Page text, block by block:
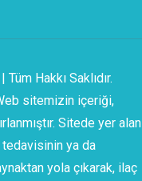
| Tüm Hakkı Saklıdır.
sitemizin içeriği,
Sitede yer alan
ya da
yola çıkarak, ilaç